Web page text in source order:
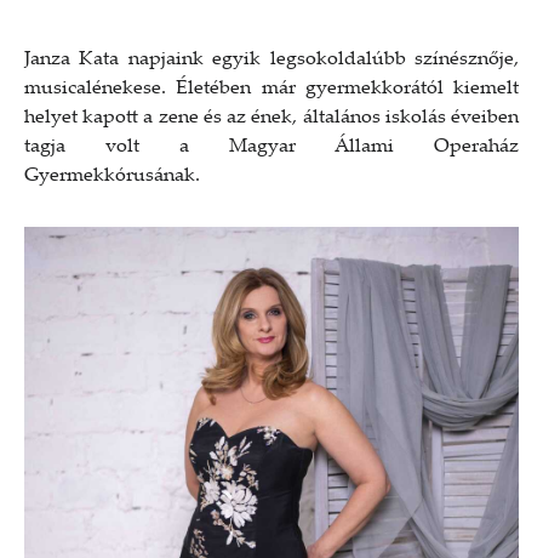
Janza Kata napjaink egyik legsokoldalúbb színésznője,
musicalénekese. Életében már gyermekkorától kiemelt
helyet kapott a zene és az ének, általános iskolás éveiben
tagja volt a Magyar Állami Operaház
Gyermekkórusának.